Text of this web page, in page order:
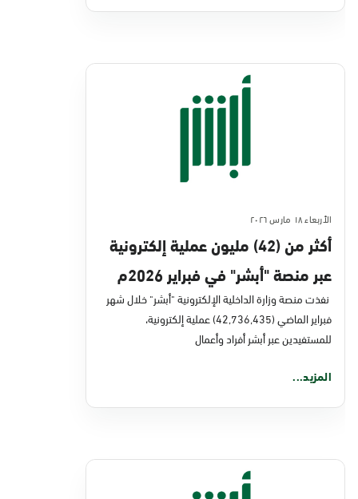
الأربعاء ١٨ مارس ٢٠٢٦
أكثر من (42) مليون عملية إلكترونية
عبر منصة "أبشر" في فبراير 2026م
نفذت منصة وزارة الداخلية الإلكترونية "أبشر" خلال شهر
فبراير الماضي (42,736,435) عملية إلكترونية،
للمستفيدين عبر أبشر أفراد وأعمال
المزيد...